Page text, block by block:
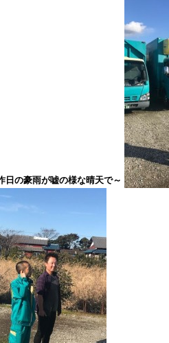
日の豪雨が嘘の様な晴天で～